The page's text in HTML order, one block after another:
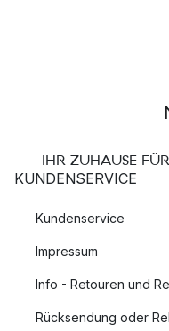
IHR ZUHAUSE
KUNDENSERVICE
Kundenservice
Impressum
Info - Retouren und
Rücksendung oder